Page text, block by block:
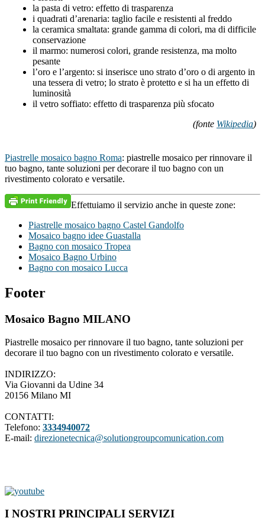
la pasta di vetro: effetto di trasparenza
i quadrati d’arenaria: taglio facile e resistenti al freddo
la ceramica smaltata: grande gamma di colori, ma di difficile
conservazione
il marmo: numerosi colori, grande resistenza, ma molto
pesante
l’oro e l’argento: si inserisce uno strato d’oro o di argento in
una tessera di vetro; lo strato è protetto e si ha un effetto di
luminosità
il vetro soffiato: effetto di trasparenza più sfocato
(fonte Wikipedia)
Piastrelle mosaico bagno Roma: piastrelle mosaico per rinnovare il
tuo bagno, tante soluzioni per decorare il tuo bagno con un
rivestimento colorato e versatile.
Effettuiamo il servizio anche in queste zone:
Piastrelle mosaico bagno Castel Gandolfo
Mosaico bagno idee Guastalla
Bagno con mosaico Tropea
Mosaico Bagno Urbino
Bagno con mosaico Lucca
Footer
Mosaico Bagno MILANO
Piastrelle mosaico per rinnovare il tuo bagno, tante soluzioni per
decorare il tuo bagno con un rivestimento colorato e versatile.
INDIRIZZO:
Via Giovanni da Udine 34
20156 Milano MI
CONTATTI:
Telefono: 3334940072
E-mail: direzionetecnica@solutiongroupcomunication.com
I NOSTRI PRINCIPALI SERVIZI